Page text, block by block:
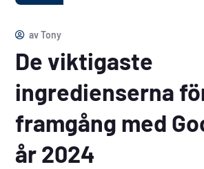
avTony
De viktigaste
ingredienserna
framgång med
år 2024